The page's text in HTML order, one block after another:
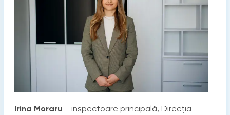
Irina Moraru – inspectoare principală, Direcția